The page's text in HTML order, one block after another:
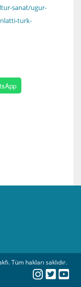
sanat/ugur-
turk-
Tüm hakları saklıdır.